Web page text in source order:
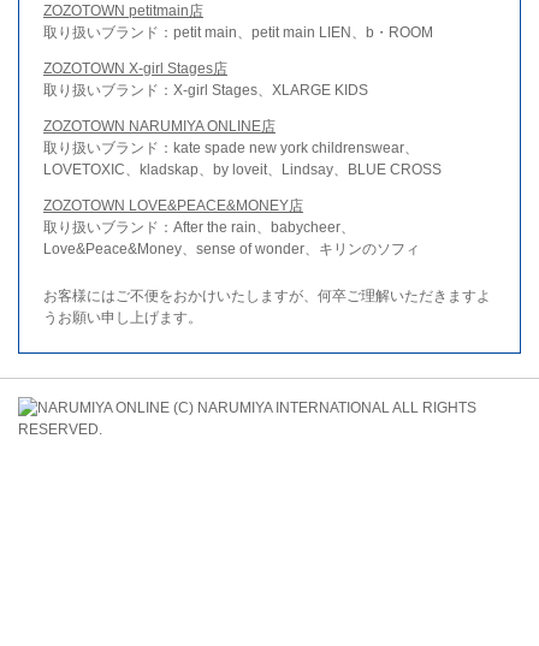
ZOZOTOWN petitmain店
取り扱いブランド：petit main、petit main LIEN、b・ROOM
ZOZOTOWN X-girl Stages店
取り扱いブランド：X-girl Stages、XLARGE KIDS
ZOZOTOWN NARUMIYA ONLINE店
取り扱いブランド：kate spade new york childrenswear、
LOVETOXIC、kladskap、by loveit、Lindsay、BLUE CROSS
ZOZOTOWN LOVE&PEACE&MONEY店
取り扱いブランド：After the rain、babycheer、
Love&Peace&Money、sense of wonder、キリンのソフィ
お客様にはご不便をおかけいたしますが、何卒ご理解いただきますよ
うお願い申し上げます。